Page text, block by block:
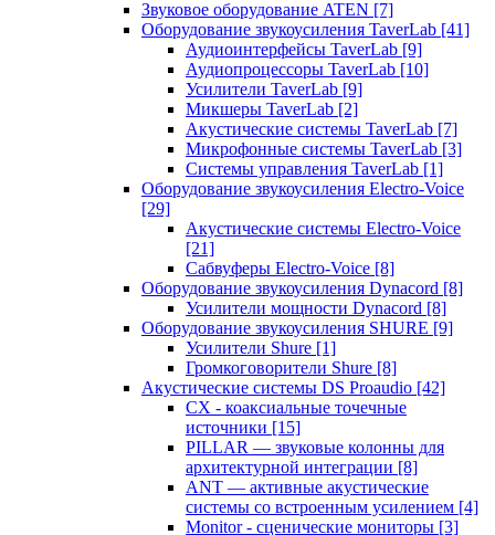
Звуковое оборудование ATEN [7]
Оборудование звукоусиления TaverLab [41]
Аудиоинтерфейсы TaverLab [9]
Аудиопроцессоры TaverLab [10]
Усилители TaverLab [9]
Микшеры TaverLab [2]
Акустические системы TaverLab [7]
Микрофонные системы TaverLab [3]
Системы управления TaverLab [1]
Оборудование звукоусиления Electro-Voice
[29]
Акустические системы Electro-Voice
[21]
Сабвуферы Electro-Voice [8]
Оборудование звукоусиления Dynacord [8]
Усилители мощности Dynacord [8]
Оборудование звукоусиления SHURE [9]
Усилители Shure [1]
Громкоговорители Shure [8]
Акустические системы DS Proaudio [42]
CX - коаксиальные точечные
источники [15]
PILLAR — звуковые колонны для
архитектурной интеграции [8]
ANT — активные акустические
системы со встроенным усилением [4]
Monitor - сценические мониторы [3]